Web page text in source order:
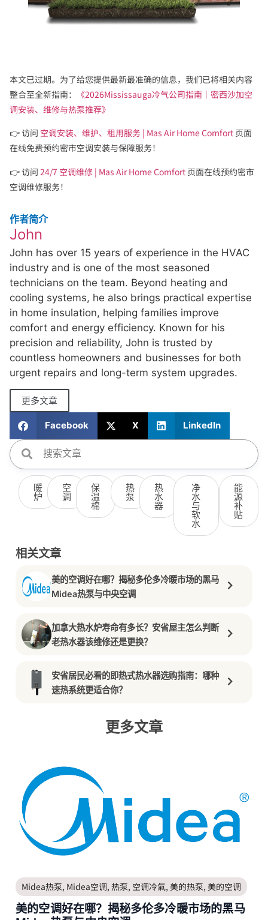
本文已过期。为了给您提供最新最准确的信息，我们已将相关内容
整合至全新指南：
《2026Mississauga冷气公司指南｜密西沙加空
调安装、维修与热泵推荐》
👉 访问 空调安装、维护、租用服务 | Mas Air Home Comfort 页面
在线免费预约密市空调安装与保障服务！
👉 访问 24/7 空调维修 | Mas Air Home Comfort 页面在线预约密市
空调维修服务！
作者简介
John
John has over 15 years of experience in the HVAC
industry and is one of the most seasoned
technicians on the team. Beyond heating and
cooling systems, he also brings practical expertise
in home insulation, helping families improve
comfort and energy efficiency. Known for his
precision and reliability, John is trusted by
countless homeowners and businesses for both
urgent repairs and long-term system upgrades.
更多文章
Facebook X LinkedIn
暖
炉
空
调
保
温
棉
热
泵
热
水
器
净
水
与
软
水
能
源
补
贴
相关文章
美的空调好在哪？揭秘多伦多冷暖市场的黑马
Midea热泵与中央空调
加拿大热水炉寿命有多长？安省屋主怎么判断
老热水器该维修还是更换？
安省居民必看的即热式热水器选购指南：哪种
速热系统更适合你？
更多文章
Midea热泵, Midea空调, 热泵, 空调冷氣, 美的热泵, 美的空调
美的空调好在哪？揭秘多伦多冷暖市场的黑马